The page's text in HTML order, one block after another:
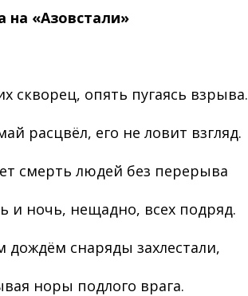
на «Азовстали»
скворец, опять пугаясь взрыва.
расцвёл, его не ловит взгляд.
смерть людей без перерыва
и ночь, нещадно, всех подряд.
дождём снаряды захлестали,
норы подлого врага.